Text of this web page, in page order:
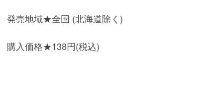
発売地域★全国 (北海道除く)
購入価格★138円(税込)